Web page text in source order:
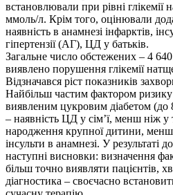
встановлювали при рівні глікемії
ммоль/л. Крім того, оцінювали
наявність в анамнезі інфарктів,
гіпертензії (АГ), ЦД у батьків.
Загальне число обстежених – 4
виявлено порушення глікемії
Відзначався ріст показників
Найбільш частим фактором ризику
виявленим цукровим діабетом (до
– наявність ЦД у сім’ї, менш ніж
народження крупної дитини, менш
інсульти в анамнезі. У результаті
наступні висновки: визначення
більш точно виявляти пацієнтів,
діагностика – своєчасно